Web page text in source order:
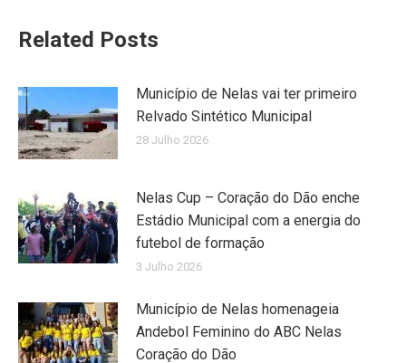
Related Posts
Município de Nelas vai ter primeiro
Relvado Sintético Municipal
28 Julho 2026
Nelas Cup – Coração do Dão enche
Estádio Municipal com a energia do
futebol de formação
3 Julho 2026
Município de Nelas homenageia
Andebol Feminino do ABC Nelas
Coração do Dão